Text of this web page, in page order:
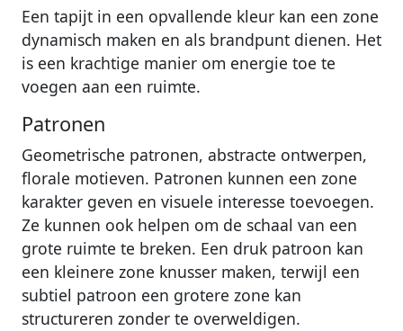
Een tapijt in een opvallende kleur kan een zone
dynamisch maken en als brandpunt dienen. Het
is een krachtige manier om energie toe te
voegen aan een ruimte.
Patronen
Geometrische patronen, abstracte ontwerpen,
florale motieven. Patronen kunnen een zone
karakter geven en visuele interesse toevoegen.
Ze kunnen ook helpen om de schaal van een
grote ruimte te breken. Een druk patroon kan
een kleinere zone knusser maken, terwijl een
subtiel patroon een grotere zone kan
structureren zonder te overweldigen.